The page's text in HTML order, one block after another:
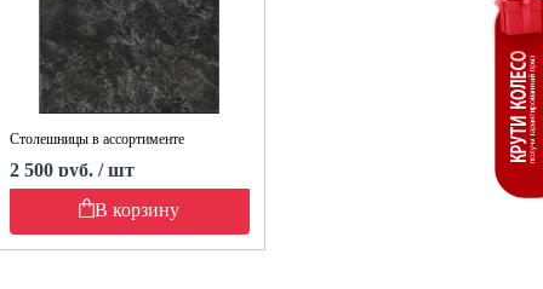
Столешницы в ассортименте
2 500 руб. / шт
В корзину